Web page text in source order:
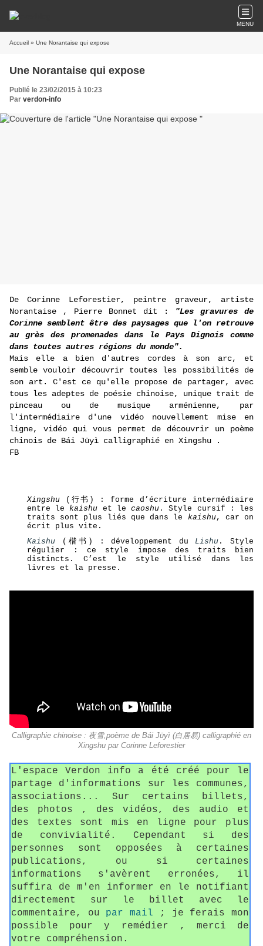
MENU
Accueil » Une Norantaise qui expose
Une Norantaise qui expose
Publié le 23/02/2015 à 10:23
Par verdon-info
De Corinne Leforestier, peintre graveur, artiste
Norantaise , Pierre Bonnet dit :
"Les gravures de
Corinne semblent être des paysages que l'on retrouve
au grès des promenades dans le Pays Dignois comme
dans toutes autres régions du monde".
Mais elle a bien d'autres cordes à son arc, et
semble vouloir découvrir toutes les possibilités de
son art. C'est ce qu'elle propose de partager, avec
tous les adeptes de poésie chinoise, unique trait de
pinceau ou de musique arménienne, par
l'intermédiaire d'une vidéo nouvellement mise en
ligne, vidéo qui vous permet de découvrir un poème
chinois de Bái Jūyì calligraphié en Xingshu .
FB
Xingshu (行书) : forme d’écriture intermédiaire
entre le kaishu et lecaoshu . Style cursif : les
traits sont plus liés que dans le kaishu, car on
écrit plus vite.
Kaishu (楷书) : développement du Lishu . Style
régulier : ce style impose des traits bien
distincts. C’est le style utilisé dans les
livres et la presse.
Calligraphie chinoise : 夜雪,poème de Bái Jūyì (白居易) calligraphié en
Xingshu par Corinne Leforestier
L'espace Verdon info a été créé pour le
partage d'informations sur les communes,
associations... Sur certains billets,
des photos , des vidéos, des audio et
des textes sont mis en ligne pour plus
de convivialité. Cependant si des
personnes sont opposées à certaines
publications, ou si certaines
informations s'avèrent erronées, il
suffira de m'en informer en le notifiant
directement sur le billet avec le
commentaire, ou par mail ; je ferais mon
possible pour y remédier , merci de
votre compréhension.